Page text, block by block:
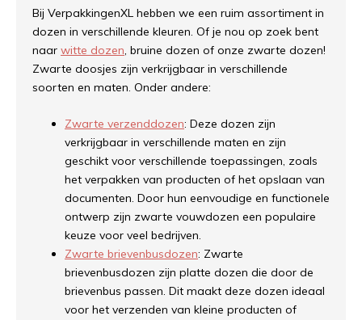
Bij VerpakkingenXL hebben we een ruim assortiment in
dozen in verschillende kleuren. Of je nou op zoek bent
naar witte dozen, bruine dozen of onze zwarte dozen!
Zwarte doosjes zijn verkrijgbaar in verschillende
soorten en maten. Onder andere:
Zwarte verzenddozen: Deze dozen zijn
verkrijgbaar in verschillende maten en zijn
geschikt voor verschillende toepassingen, zoals
het verpakken van producten of het opslaan van
documenten. Door hun eenvoudige en functionele
ontwerp zijn zwarte vouwdozen een populaire
keuze voor veel bedrijven.
Zwarte brievenbusdozen: Zwarte
brievenbusdozen zijn platte dozen die door de
brievenbus passen. Dit maakt deze dozen ideaal
voor het verzenden van kleine producten of